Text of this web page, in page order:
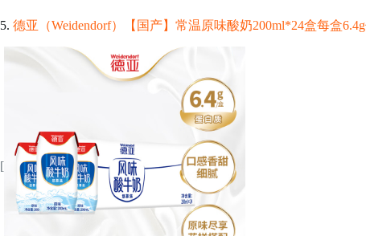
5. 德亚（Weidendorf）【国产】常温原味酸奶200ml*24盒每盒
[